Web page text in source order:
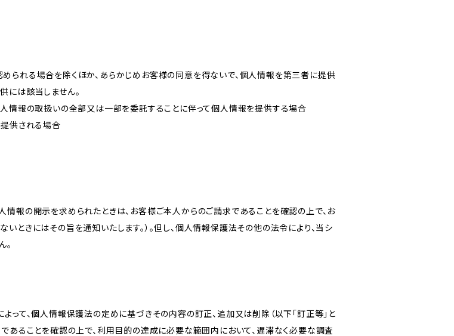
られる場合を除くほか、あらかじめお客様の同意を得ないで、個人情報を第三者に提供
には該当しません。
情報の取扱いの全部又は一部を委託することに伴って個人情報を提供する場合
提供される場合
情報の開示を求められたときは、お客様ご本人からのご請求であることを確認の上で、お
ときにはその旨を通知いたします。）。但し、個人情報保護法その他の法令により、当シ
。
って、個人情報保護法の定めに基づきその内容の訂正、追加又は削除（以下「訂正等」と
あることを確認の上で、利用目的の達成に必要な範囲内において、遅滞なく必要な調査